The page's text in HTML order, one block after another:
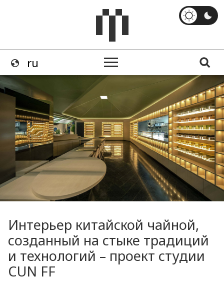
Интерьер китайской чайной,
созданный на стыке традиций
и технологий – проект студии
СUN FF